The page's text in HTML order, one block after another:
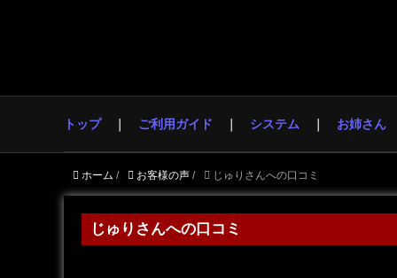
トップ ご利用ガイド システム お姉さん
ホーム / お客様の声 / じゅりさんへの口コミ
じゅりさんへの口コミ